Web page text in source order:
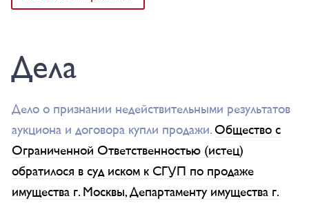
Дела
Дело о признании недействительными результатов
аукциона и договора купли продажи. Общество с
Ограниченной Ответственностью (истец)
обратилося в суд иском к СГУП по продаже
имущества г. Москвы, Департаменту имущества г.